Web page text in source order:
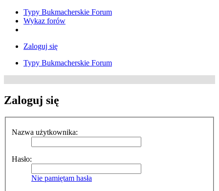
Typy Bukmacherskie Forum
Wykaz forów
Zaloguj się
Typy Bukmacherskie Forum
Zaloguj się
Nazwa użytkownika:
Hasło:
Nie pamiętam hasła